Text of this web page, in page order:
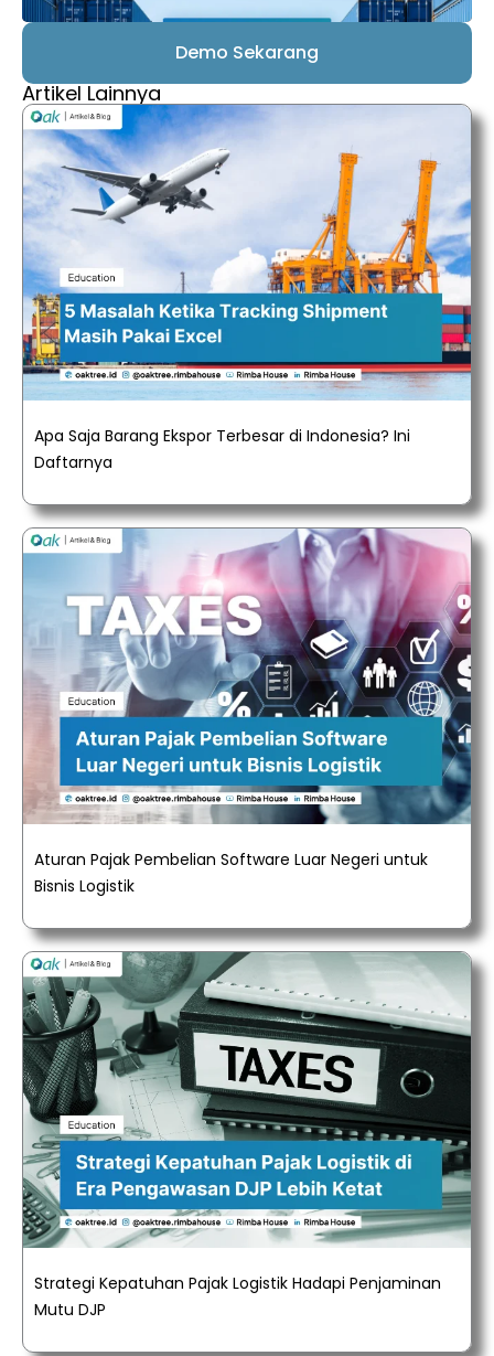
Demo Sekarang
Artikel Lainnya
Apa Saja Barang Ekspor Terbesar di Indonesia? Ini
Daftarnya
Aturan Pajak Pembelian Software Luar Negeri untuk
Bisnis Logistik
Strategi Kepatuhan Pajak Logistik Hadapi Penjaminan
Mutu DJP